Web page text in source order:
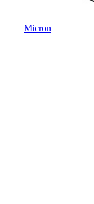
Micron